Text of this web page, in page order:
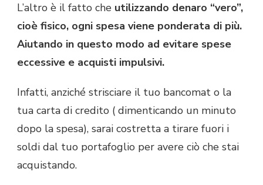
L’altro è il fatto che utilizzando denaro “vero”,
cioè fisico, ogni spesa viene ponderata di più.
Aiutando in questo modo ad evitare spese
eccessive e acquisti impulsivi.
Infatti, anziché strisciare il tuo bancomat o la
tua carta di credito ( dimenticando un minuto
dopo la spesa), sarai costretta a tirare fuori i
soldi dal tuo portafoglio per avere ciò che stai
acquistando.